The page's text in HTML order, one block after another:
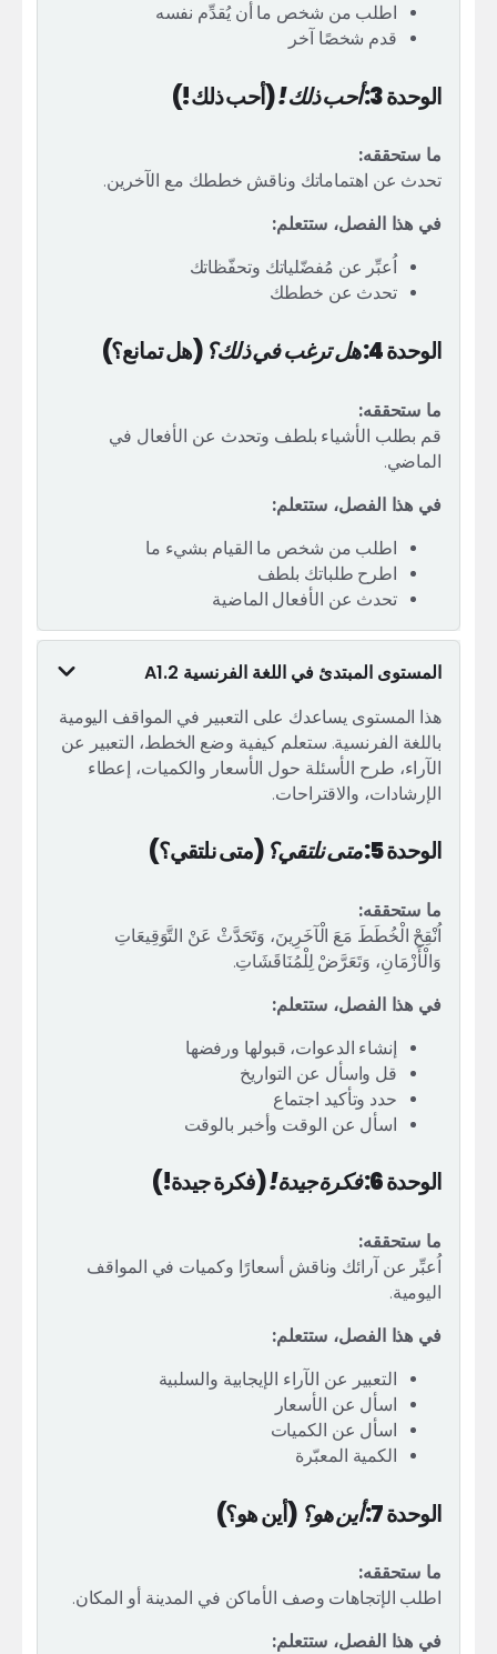
اطلب من شخص ما أن يُقدِّم نفسه
قدم شخصًا آخر
الوحدة 3: أحب ذلك!(أحب ذلك!)
ما ستحققه:
تحدث عن اهتماماتك وناقش خططك مع الآخرين.
في هذا الفصل، ستتعلم:
اُعبِّر عن مُفضّلياتك وتحفّظاتك
تحدث عن خططك
الوحدة 4: هل ترغب في ذلك؟ (هل تمانع؟)
ما ستحققه:
قم بطلب الأشياء بلطف وتحدث عن الأفعال في
الماضي.
في هذا الفصل، ستتعلم:
اطلب من شخص ما القيام بشيء ما
اطرح طلباتك بلطف
تحدث عن الأفعال الماضية
المستوى المبتدئ في اللغة الفرنسية A1.2
هذا المستوى يساعدك على التعبير في المواقف اليومية
باللغة الفرنسية. ستعلم كيفية وضع الخطط، التعبير عن
الآراء، طرح الأسئلة حول الأسعار والكميات، إعطاء
الإرشادات، والاقتراحات.
الوحدة 5: متى نلتقي؟ (متى نلتقي؟)
ما ستحققه:
اُنْقِحْ الْخُطَطَ مَعَ الْآخَرِينَ، وَتَحَدَّثْ عَنْ التَّوَقِيعَاتِ
وَالْأَزْمَانِ، وَتَعَرَّضْ لِلْمُنَاقَشَاتِ.
في هذا الفصل، ستتعلم:
إنشاء الدعوات، قبولها ورفضها
قل واسأل عن التواريخ
حدد وتأكيد اجتماع
اسأل عن الوقت وأخبر بالوقت
الوحدة 6: فكرة جيدة!(فكرة جيدة!)
ما ستحققه:
اُعبِّر عن آرائك وناقش أسعارًا وكميات في المواقف
اليومية.
في هذا الفصل، ستتعلم:
التعبير عن الآراء الإيجابية والسلبية
اسأل عن الأسعار
اسأل عن الكميات
الكمية المعبّرة
الوحدة 7: أين هو؟ (أين هو؟)
ما ستحققه:
اطلب الإتجاهات وصف الأماكن في المدينة أو المكان.
في هذا الفصل، ستتعلم: